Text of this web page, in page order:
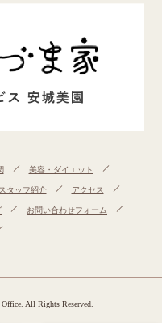
美容・ダイエット
スタッフ紹介 アクセス
お問い合わせフォーム
All Rights Reserved.